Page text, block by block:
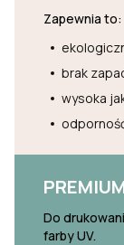
Zapewnia to:
brak
wysoka
Do
farby UV.